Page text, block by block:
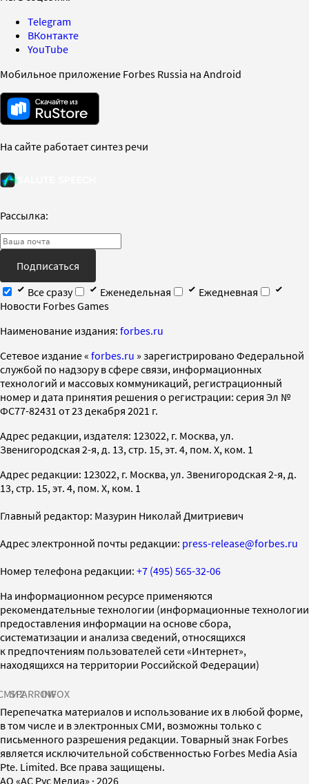
Telegram
ВКонтакте
YouTube
Мобильное приложение Forbes Russia на Android
На сайте работает синтез речи
Рассылка:
Подписаться
Все сразу
Еженедельная
Ежедневная
Новости Forbes Games
Наименование издания: forbes.ru
Cетевое издание « forbes.ru » зарегистрировано Федеральной
службой по надзору в сфере связи, информационных
технологий и массовых коммуникаций, регистрационный
номер и дата принятия решения о регистрации: серия Эл №
ФС77-82431 от 23 декабря 2021 г.
Адрес редакции, издателя: 123022, г. Москва, ул.
Звенигородская 2-я, д. 13, стр. 15, эт. 4, пом. X, ком. 1
Адрес редакции: 123022, г. Москва, ул. Звенигородская 2-я, д.
13, стр. 15, эт. 4, пом. X, ком. 1
Главный редактор: Мазурин Николай Дмитриевич
Адрес электронной почты редакции: press-release@forbes.ru
Номер телефона редакции: +7 (495) 565-32-06
На информационном ресурсе применяются
рекомендательные технологии (информационные технологии
предоставления информации на основе сбора,
систематизации и анализа сведений, относящихся
к предпочтениям пользователей сети «Интернет»,
находящихся на территории Российской Федерации)
SPARROWINFOX
Перепечатка материалов и использование их в любой форме,
в том числе и в электронных СМИ, возможны только с
письменного разрешения редакции. Товарный знак Forbes
является исключительной собственностью Forbes Media Asia
Pte. Limited. Все права защищены.
AO «АС Рус Медиа» · 2026